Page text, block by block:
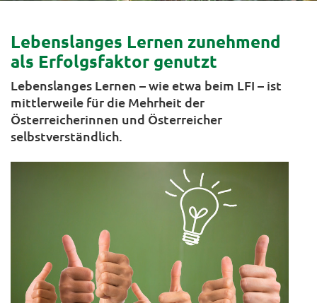
Lebenslanges Lernen zunehmend
als Erfolgsfaktor genutzt
Lebenslanges Lernen – wie etwa beim LFI – ist
mittlerweile für die Mehrheit der
Österreicherinnen und Österreicher
selbstverständlich.